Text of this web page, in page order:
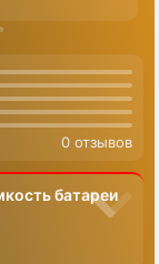
0 отзывов
батареи